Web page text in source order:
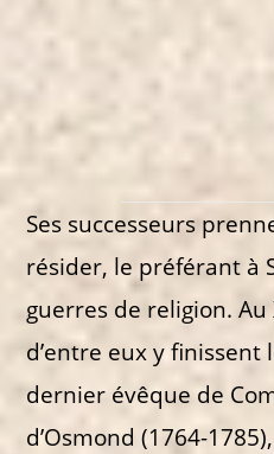
Ses successeurs
résider, le préférant à
guerres de religion. Au
d’entre eux y finissent
dernier évêque de
d’Osmond (1764-